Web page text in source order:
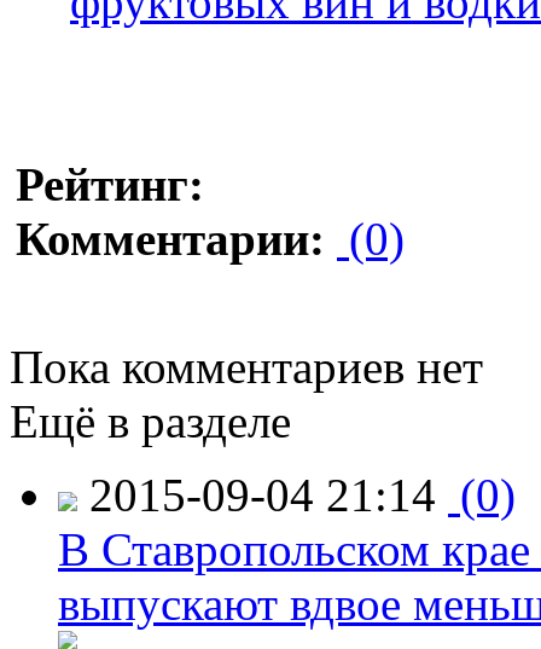
Рейтинг:
Комментарии: (0)
Пока комментариев нет
Ещё в разделе
2015-09-04 21:14 (0)
В Ставропольском
выпускают вдвое